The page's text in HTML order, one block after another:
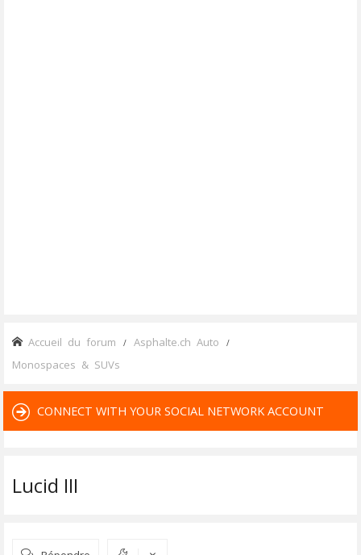
Accueil du forum Asphalte.ch Auto
Monospaces & SUVs
CONNECT WITH YOUR SOCIAL NETWORK ACCOUNT
Lucid III